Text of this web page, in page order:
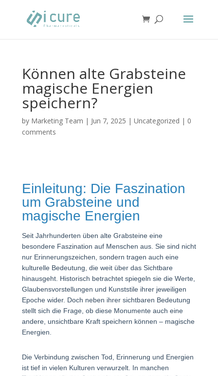
Können alte Grabsteine
magische Energien
speichern?
by Marketing Team | Jun 7, 2025 | Uncategorized | 0
comments
Einleitung: Die Faszination
um Grabsteine und
magische Energien
Seit Jahrhunderten üben alte Grabsteine eine
besondere Faszination auf Menschen aus. Sie sind nicht
nur Erinnerungszeichen, sondern tragen auch eine
kulturelle Bedeutung, die weit über das Sichtbare
hinausgeht. Historisch betrachtet spiegeln sie die Werte,
Glaubensvorstellungen und Kunststile ihrer jeweiligen
Epoche wider. Doch neben ihrer sichtbaren Bedeutung
stellt sich die Frage, ob diese Monumente auch eine
andere, unsichtbare Kraft speichern können – magische
Energien.
Die Verbindung zwischen Tod, Erinnerung und Energien
ist tief in vielen Kulturen verwurzelt. In manchen